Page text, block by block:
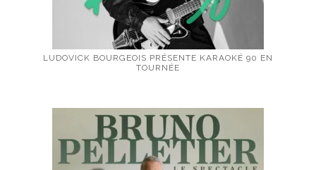
LUDOVICK BOURGEOIS PRÉSENTE KARAOKÉ 90 EN
TOURNÉE